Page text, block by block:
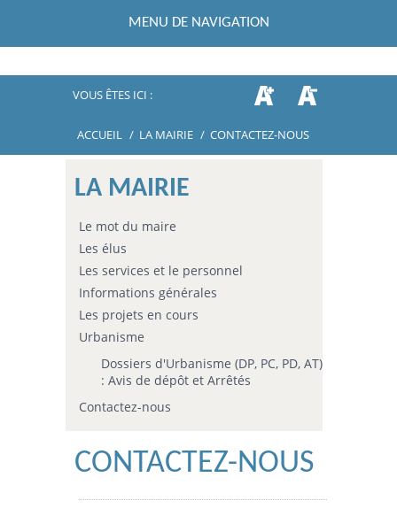
MENU DE NAVIGATION
VOUS ÊTES ICI :
ACCUEIL / LA MAIRIE / CONTACTEZ-NOUS
LA MAIRIE
Le mot du maire
Les élus
Les services et le personnel
Informations générales
Les projets en cours
Urbanisme
Dossiers d'Urbanisme (DP, PC, PD, AT)
: Avis de dépôt et Arrêtés
Contactez-nous
CONTACTEZ-NOUS